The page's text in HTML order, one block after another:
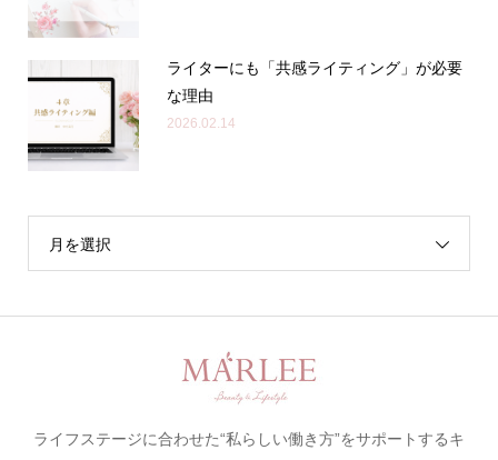
ライターにも「共感ライティング」が必要
な理由
2026.02.14
月を選択
ライフステージに合わせた“私らしい働き方”をサポートするキ